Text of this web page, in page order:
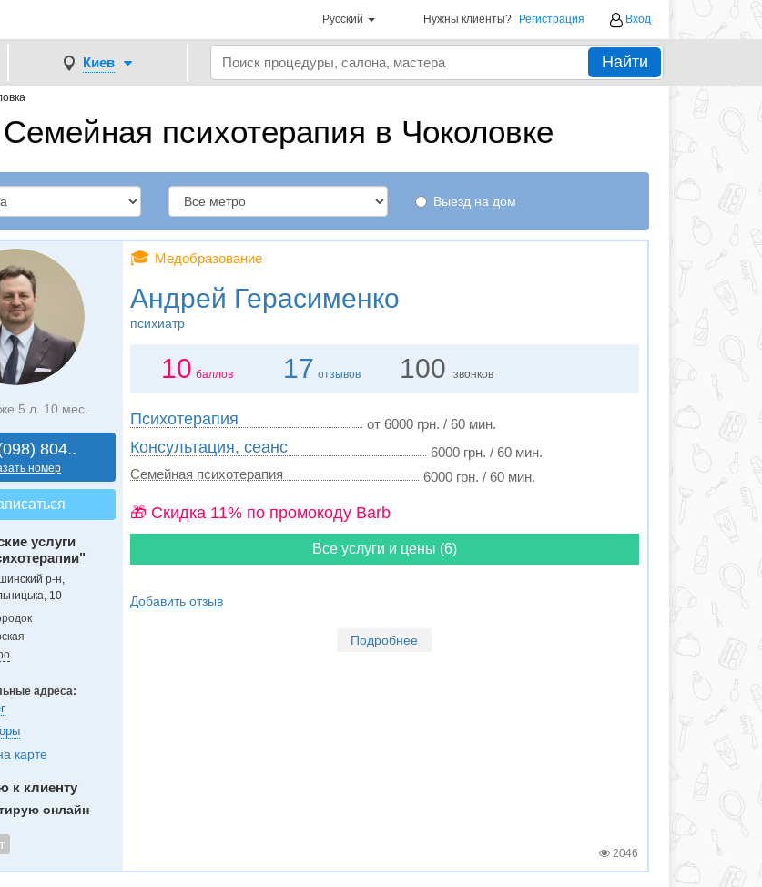
Русский Нужны клиенты? Регистрация Вход
Киев Найти
Семейная психотерапия в Чоколовке
Выезд на дом
5 л. 10 мес.
804..
номер
услуги
р-н,
10
адреса:
карте
к клиенту
онлайн
🎓 Медобразование
Андрей Герасименко
психиатр
10 баллов 17 отзывов 100 звонков
Психотерапия от 6000 грн. / 60 мин.
Консультация, сеанс
6000 грн. / 60 мин.
Семейная психотерапия
6000 грн. / 60 мин.
🎁 Cкидка 11% по промокоду Barb
Все услуги и цены (6)
Добавить отзыв
Подробнее
2046